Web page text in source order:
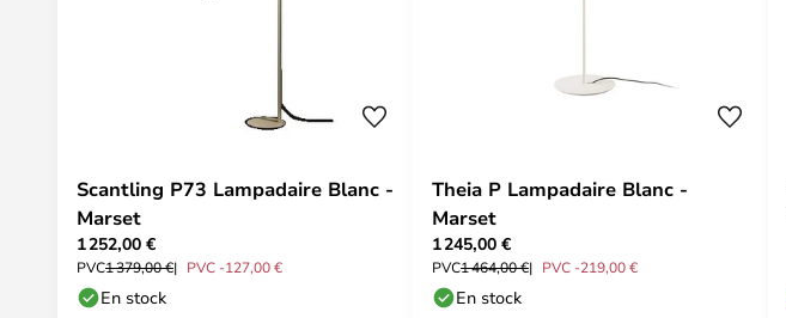
Scantling P73 Lampadaire Blanc -
Marset
1 252,00 €
PVC1 379,00 € PVC -127,00 €
En stock
Theia P Lampadaire Blanc -
Marset
1 245,00 €
PVC1 464,00 € PVC -219,00 €
En stock